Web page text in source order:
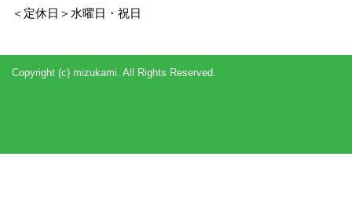
＜定休日＞水曜日・祝日
Copyright (c) mizukami. All Rights Reserved.